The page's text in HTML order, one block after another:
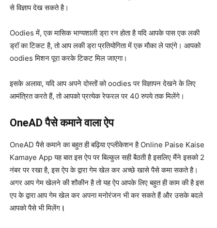
से विज्ञाप देख सकते है।
Oodies में, एक मासिक भाग्यशाली ड्रा रन होता है यदि आपके पास एक लकी
ड्रॉ का टिकट है, तो आप लकी ड्रा प्रतियोगिता में एक मौका ले पाएंगे। आपको
oodies मिशन पूरा करके टिकट मिल जाएगा।
इसके अलावा, यदि आप अपने दोस्तों को oodies पर विज्ञापन देखने के लिए
आमंत्रित करते हैं, तो आपको प्रत्येक रेफरल पर 40 रुपये तक मिलेंगे।
OneAD पैसे कमाने वाला ऐप
OneAD पैसे कमाने का बहुत ही बढ़िया एप्लीकेशन है Online Paise Kaise
Kamaye App यह बात इस ऐप पर बिल्कुल सही बैठती है इसलिए मैंने इसको 2
नंबर पर रखा है, इस ऐप के द्वारा गेम खेल कर अच्छे खासे पैसे कमा सकते है।
अगर आप गेम खेलने की शौकीन है तो यह ऐप आपके लिए बहुत ही काम की है इस
एप के द्वारा आप गेम खेल कर अपना मनोरंजन भी कर सकते हैं और उसके बदले
आपको पैसे भी मिलेंग ।